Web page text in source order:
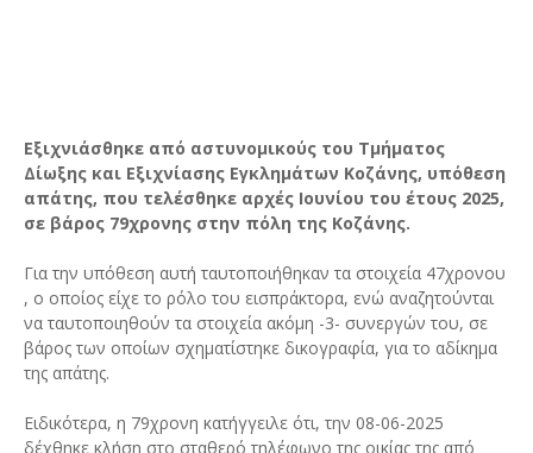
Εξιχνιάσθηκε από αστυνομικούς του Τμήματος
Δίωξης και Εξιχνίασης Εγκλημάτων Κοζάνης, υπόθεση
απάτης, που τελέσθηκε αρχές Ιουνίου του έτους 2025,
σε βάρος 79χρονης στην πόλη της Κοζάνης.
Για την υπόθεση αυτή ταυτοποιήθηκαν τα στοιχεία 47χρονου
, ο οποίος είχε το ρόλο του εισπράκτορα, ενώ αναζητούνται
να ταυτοποιηθούν τα στοιχεία ακόμη -3- συνεργών του, σε
βάρος των οποίων σχηματίστηκε δικογραφία, για το αδίκημα
της απάτης.
Ειδικότερα, η 79χρονη κατήγγειλε ότι, την 08-06-2025
δέχθηκε κλήση στο σταθερό τηλέφωνο της οικίας της από